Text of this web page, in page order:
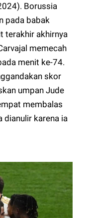
Borussia
pada babak
terakhir akhirnya
memecah
menit ke-74.
skor
umpan Jude
membalas
dianulir karena ia